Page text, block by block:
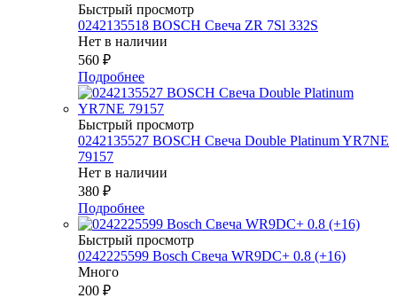
Быстрый просмотр
0242135518 BOSCH Свеча ZR 7Sl 332S
Нет в наличии
560 ₽
Подробнее
Быстрый просмотр
0242135527 BOSСH Свеча Double Platinum YR7NE
79157
Нет в наличии
380 ₽
Подробнее
Быстрый просмотр
0242225599 Bosch Свеча WR9DC+ 0.8 (+16)
Много
200 ₽